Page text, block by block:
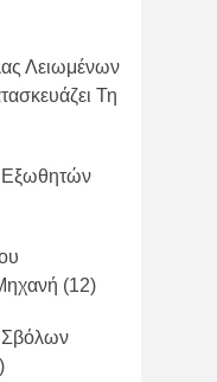
Λειωμένων
Τη
Εξωθητών
(12)
Σβόλων